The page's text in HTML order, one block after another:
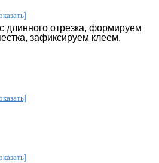
длинного отрезка, формируем
зафиксируем клеем.